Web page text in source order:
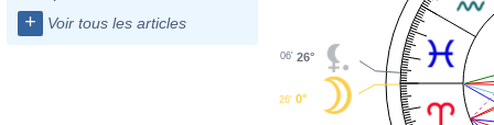
+ Voir tous les articles
26°
06'
0°
26'